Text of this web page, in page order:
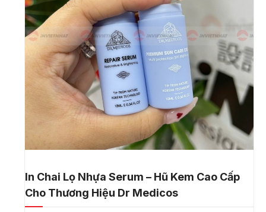
In Chai Lọ Nhựa Serum – Hũ Kem Cao Cấp
Cho Thương Hiệu Dr Medicos